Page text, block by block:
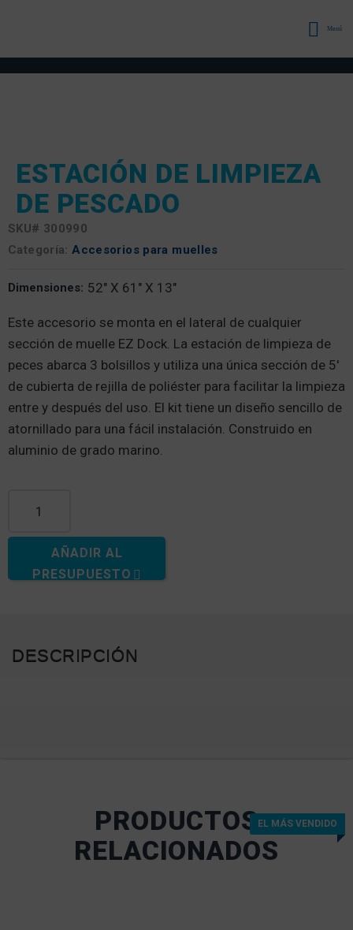
Menú
ESTACIÓN DE LIMPIEZA
DE PESCADO
SKU# 300990
Categoría:Accesorios para muelles
Dimensiones: 52" X 61" X 13"
Este accesorio se monta en el lateral de cualquier
sección de muelle EZ Dock. La estación de limpieza de
peces abarca 3 bolsillos y utiliza una única sección de 5'
de cubierta de rejilla de poliéster para facilitar la limpieza
entre y después del uso. El kit tiene un diseño sencillo de
atornillado para una fácil instalación. Construido en
aluminio de grado marino.
AÑADIR AL
PRESUPUESTO
DESCRIPCIÓN
PRODUCTOS
RELACIONADOS
EL MÁS VENDIDO